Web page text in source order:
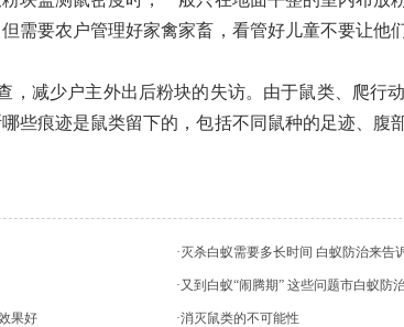
需要农户管理好家禽家畜，看管好儿童不要让他
，减少户主外出后粉块的失访。由于鼠类、爬行
些痕迹是鼠类留下的，包括不同鼠种的足迹、腹
·灭杀白蚁需要多长时间 白蚁防治来告
·又到白蚁“闹腾期” 这些问题市白蚁防
果好 ·消灭鼠类的不可能性